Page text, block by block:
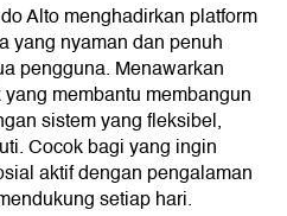
Alto menghadirkan platform
yang nyaman dan penuh
pengguna. Menawarkan
membantu membangun
sistem yang fleksibel,
Cocok bagi yang ingin
aktif dengan pengalaman
setiap hari.